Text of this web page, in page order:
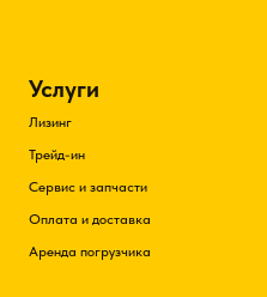
Услуги
Лизинг
Трейд-ин
Сервис и запчасти
Оплата и доставка
Аренда погрузчика